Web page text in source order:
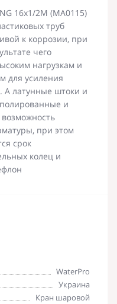
16x1/2M (MA0115)
труб
к коррозии, при
чего
нагрузкам и
для усиления
А латунные штоки и
и
при этом
срок
колец и
WaterPro
Украина
Кран шаровой